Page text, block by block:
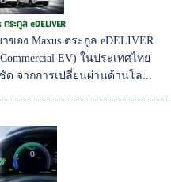
ระกูล eDELIVER
ของ Maxus ตระกูล eDELIVER
EV) ในประเทศไทย
ด จากการเปลี่ยนผ่านด้านโล...